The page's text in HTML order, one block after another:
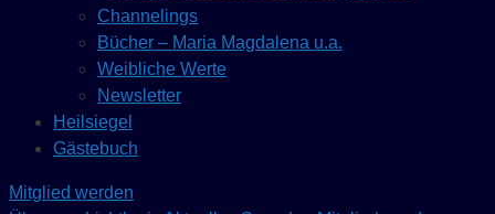
Channelings
Bücher – Maria Magdalena u.a.
Weibliche Werte
Newsletter
Heilsiegel
Gästebuch
Mitglied werden